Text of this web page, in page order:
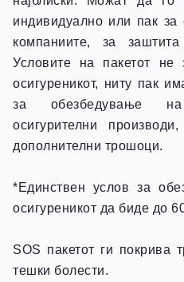
индивидуално или пак за
компаниите, за
Условите на пакетот не
осигуреникот, ниту пак
за обезбедување
осигурителни
дополнителни трошоци.
*Единствен услов за
осигуреникот да биде до
SOS пакетот ги покрива
тешки болести.